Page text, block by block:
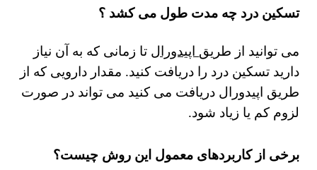
تسکین درد چه مدت طول می کشد ؟
می توانید از طریق اپیدورال تا زمانی که به آن نیاز
دارید تسکین درد را دریافت کنید. مقدار دارویی که از
طریق اپیدورال دریافت می کنید می تواند در صورت
لزوم کم یا زیاد شود.
برخی از کاربردهای معمول این روش چیست؟